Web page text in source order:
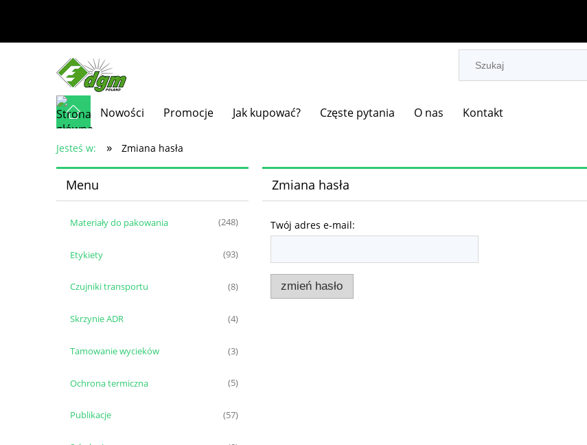
Nowości Promocje Jak kupować? Częste pytania O nas Kontakt
Jesteś w: » Zmiana hasła
Menu
Materiały do pakowania (248)
Etykiety (93)
Czujniki transportu (8)
Skrzynie ADR (4)
Tamowanie wycieków (3)
Ochrona termiczna (5)
Publikacje (57)
Zmiana hasła
Twój adres e-mail:
zmień hasło